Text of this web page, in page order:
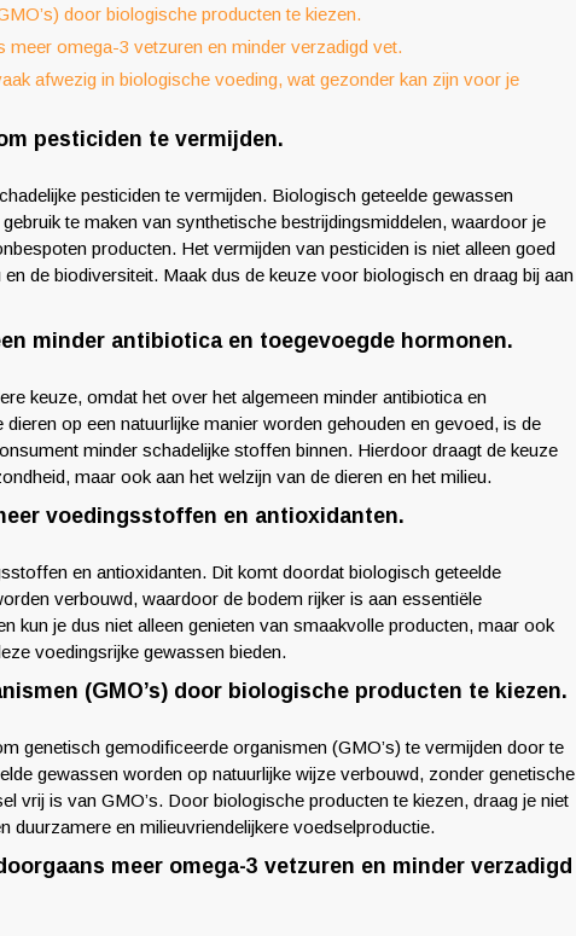
door biologische producten te kiezen.
omega-3 vetzuren en minder verzadigd vet.
afwezig in biologische voeding, wat gezonder kan zijn voor je
pesticiden te vermijden.
pesticiden te vermijden. Biologisch geteelde gewassen
te maken van synthetische bestrijdingsmiddelen, waardoor je
producten. Het vermijden van pesticiden is niet alleen goed
de biodiversiteit. Maak dus de keuze voor biologisch en draag bij aan
minder antibiotica en toegevoegde hormonen.
keuze, omdat het over het algemeen minder antibiotica en
op een natuurlijke manier worden gehouden en gevoed, is de
minder schadelijke stoffen binnen. Hierdoor draagt de keuze
maar ook aan het welzijn van de dieren en het milieu.
voedingsstoffen en antioxidanten.
en antioxidanten. Dit komt doordat biologisch geteelde
verbouwd, waardoor de bodem rijker is aan essentiële
kun je dus niet alleen genieten van smaakvolle producten, maar ook
voedingsrijke gewassen bieden.
(GMO’s) door biologische producten te kiezen.
genetisch gemodificeerde organismen (GMO’s) te vermijden door te
gewassen worden op natuurlijke wijze verbouwd, zonder genetische
vrij is van GMO’s. Door biologische producten te kiezen, draag je niet
duurzamere en milieuvriendelijkere voedselproductie.
meer omega-3 vetzuren en minder verzadigd